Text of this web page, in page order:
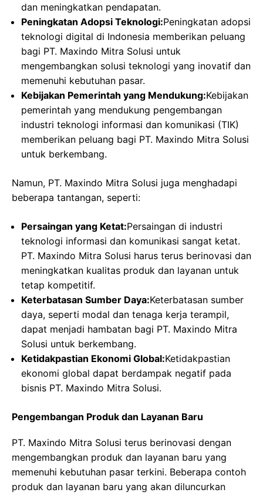
dan meningkatkan pendapatan.
Peningkatan Adopsi Teknologi:Peningkatan adopsi
teknologi digital di Indonesia memberikan peluang
bagi PT. Maxindo Mitra Solusi untuk
mengembangkan solusi teknologi yang inovatif dan
memenuhi kebutuhan pasar.
Kebijakan Pemerintah yang Mendukung:Kebijakan
pemerintah yang mendukung pengembangan
industri teknologi informasi dan komunikasi (TIK)
memberikan peluang bagi PT. Maxindo Mitra Solusi
untuk berkembang.
Namun, PT. Maxindo Mitra Solusi juga menghadapi
beberapa tantangan, seperti:
Persaingan yang Ketat:Persaingan di industri
teknologi informasi dan komunikasi sangat ketat.
PT. Maxindo Mitra Solusi harus terus berinovasi dan
meningkatkan kualitas produk dan layanan untuk
tetap kompetitif.
Keterbatasan Sumber Daya:Keterbatasan sumber
daya, seperti modal dan tenaga kerja terampil,
dapat menjadi hambatan bagi PT. Maxindo Mitra
Solusi untuk berkembang.
Ketidakpastian Ekonomi Global:Ketidakpastian
ekonomi global dapat berdampak negatif pada
bisnis PT. Maxindo Mitra Solusi.
Pengembangan Produk dan Layanan Baru
PT. Maxindo Mitra Solusi terus berinovasi dengan
mengembangkan produk dan layanan baru yang
memenuhi kebutuhan pasar terkini. Beberapa contoh
produk dan layanan baru yang akan diluncurkan